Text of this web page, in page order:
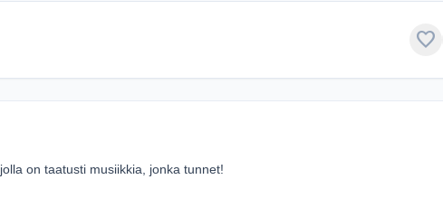
favorite
on taatusti musiikkia, jonka tunnet!